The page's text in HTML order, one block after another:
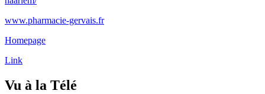
www.pharmacie-gervais.fr
Homepage
Link
Vu à la Télé